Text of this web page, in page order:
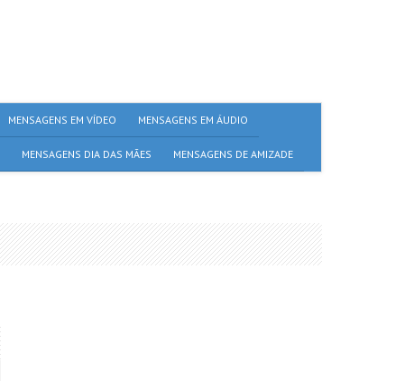
MENSAGENS EM VÍDEO MENSAGENS EM ÁUDIO
MENSAGENS DIA DAS MÃES MENSAGENS DE AMIZADE